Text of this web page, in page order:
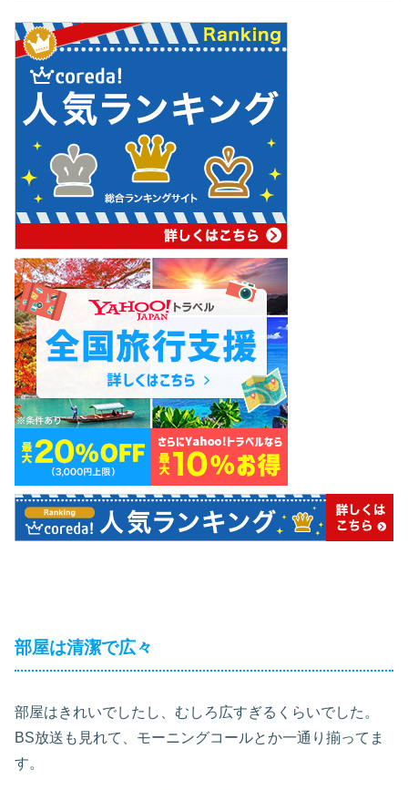
部屋は清潔で広々
部屋はきれいでしたし、むしろ広すぎるくらいでした。
BS放送も見れて、モーニングコールとか一通り揃ってま
す。